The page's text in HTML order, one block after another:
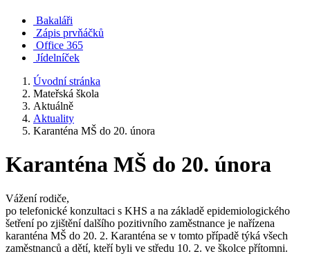
Bakaláři
Zápis prvňáčků
Office 365
Jídelníček
Úvodní stránka
Mateřská škola
Aktuálně
Aktuality
Karanténa MŠ do 20. února
Karanténa MŠ do 20. února
Vážení rodiče,
po telefonické konzultaci s KHS a na základě epidemiologického
šetření po zjištění dalšího pozitivního zaměstnance je nařízena
karanténa MŠ do 20. 2. Karanténa se v tomto případě týká všech
zaměstnanců a dětí, kteří byli ve středu 10. 2. ve školce přítomni.